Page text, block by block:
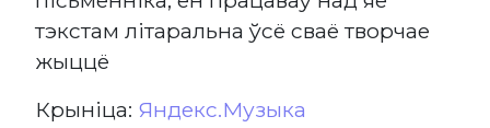
тэкстам літаральна ўсё сваё творчае
жыццё
Крыніца: Яндекс.Музыка